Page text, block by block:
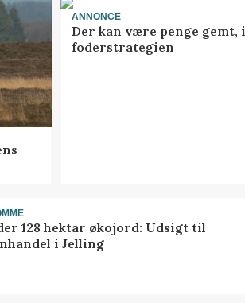
ANNONCE
Der kan være penge gemt, i
foderstrategien
128 hektar økojord: Udsigt til
i Jelling